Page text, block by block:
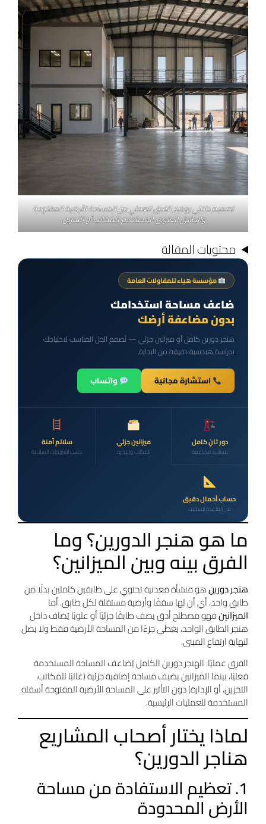
تصميم داخلي يوضح الفرق العملي بين المساحة الأرضية المفتوحة
والطابق العلوي المستخدم للمكاتب أو التخزين.
محتويات المقالة
مؤسسة هياء للمقاولات العامة
ضاعف مساحة استخدامك
بدون مضاعفة أرضك
هنجر دورين كامل أو ميزانين جزئي — نُصمم الحل المناسب لاحتياجك
بدراسة هندسية دقيقة من البداية.
استشارة مجانية واتساب
دور ثانٍ كامل
مساحة مضاعفة
ميزانين جزئي
للمكاتب والإدارة
سلالم آمنة
حسب اشتراطات السلامة
حساب أحمال دقيق
من القاعدة للسقف
ما هو هنجر الدورين؟ وما
الفرق بينه وبين الميزانين؟
هنجر دورينهو منشأة معدنية تحتوي على طابقين كاملين بدلًا من
طابق واحد، أي أن لها سقفًا وأرضية مستقلة لكل طابق. أما
الميزانينفهو مصطلح أدق يصف طابقًا جزئيًا أو علويًا يُضاف داخل
هنجر الطابق الواحد، يغطي جزءًا من المساحة الأرضية فقط ولا يصل
لنهاية ارتفاع المبنى.
الفرق عمليًا: الهنجر دورين الكامل يُضاعف المساحة المستخدمة
فعليًا، بينما الميزانين يضيف مساحة إضافية جزئية (غالبًا للمكاتب،
التخزين، أو الإدارة) دون التأثير على المساحة الأرضية المفتوحة أسفله
المستخدمة للعمليات الرئيسية.
لماذا يختار أصحاب المشاريع
هناجر الدورين؟
1. تعظيم الاستفادة من مساحة
الأرض المحدودة